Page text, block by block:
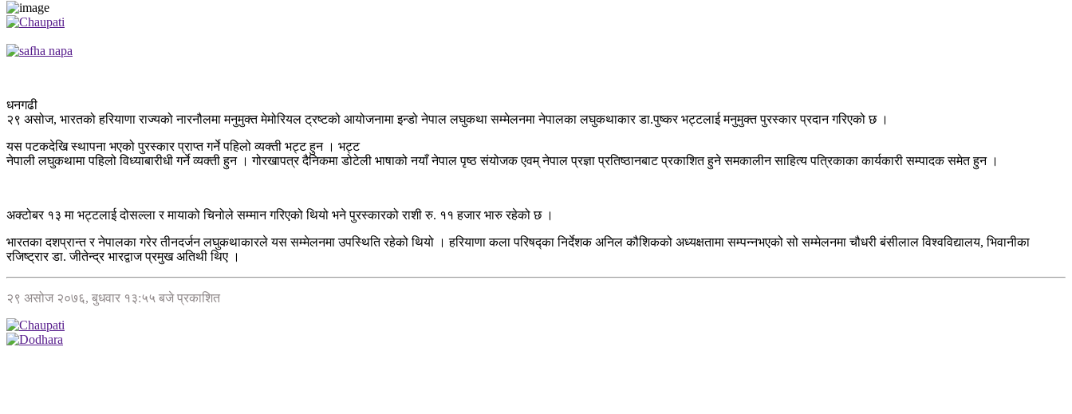
धनगढी
२९ असोज, भारतको हरियाणा राज्यको नारनौलमा मनुमुक्त मेमोरियल ट्रष्टको आयोजनामा इन्डो नेपाल लघुकथा सम्मेलनमा नेपालका लघुकथाकार डा.पुष्कर भट्टलाई मनुमुक्त पुरस्कार प्रदान गरिएको छ ।
यस पटकदेखि स्थापना भएको पुरस्कार प्राप्त गर्ने पहिलो व्यक्ती भट्ट हुन । भट्ट
नेपाली लघुकथामा पहिलो विध्याबारीधी गर्ने व्यक्ती हुन । गोरखापत्र दैनिकमा डोटेली भाषाको नयाँ नेपाल पृष्ठ संयोजक एवम् नेपाल प्रज्ञा प्रतिष्ठानबाट प्रकाशित हुने समकालीन साहित्य पत्रिकाका कार्यकारी सम्पादक समेत हुन ।
अक्टोबर १३ मा भट्टलाई दोसल्ला र मायाको चिनोले सम्मान गरिएको थियो भने पुरस्कारको राशी रु. ११ हजार भारु रहेको छ ।
भारतका दशप्रान्त र नेपालका गरेर तीनदर्जन लघुकथाकारले यस सम्मेलनमा उपस्थिति रहेको थियो । हरियाणा कला परिषद्का निर्देशक अनिल कौशिकको अध्यक्षतामा सम्पन्नभएको सो सम्मेलनमा चौधरी बंसीलाल विश्वविद्यालय, भिवानीका
रजिष्ट्रार डा. जीतेन्द्र भारद्वाज प्रमुख अतिथी थिए ।
२९ असोज २०७६, बुधवार १३:५५ बजे प्रकाशित